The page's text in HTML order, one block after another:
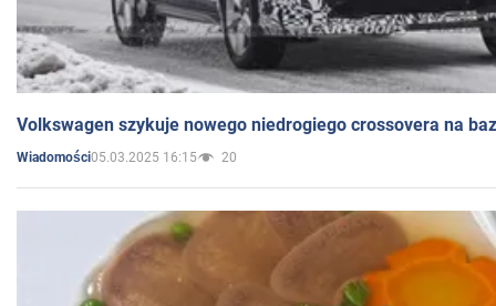
Volkswagen szykuje nowego niedrogiego crossovera na
Wiadomości05.03.2025 16:15 20